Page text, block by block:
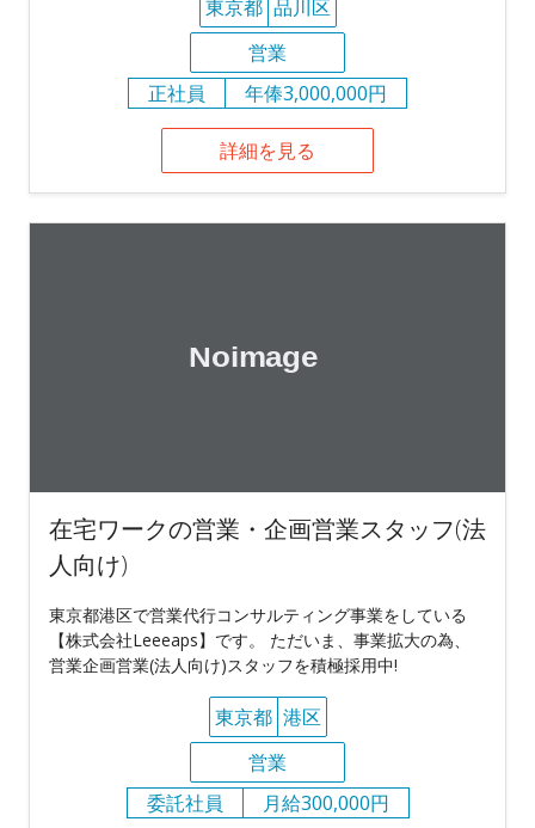
東京都 品川区
営業
正社員
年俸3,000,000円
詳細を見る
在宅ワークの営業・企画営業スタッフ(法
人向け)
東京都港区で営業代行コンサルティング事業をしている
【株式会社Leeeaps】です。 ただいま、事業拡大の為、
営業企画営業(法人向け)スタッフを積極採用中!
東京都 港区
営業
委託社員
月給300,000円